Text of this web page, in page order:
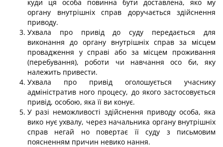
куди ця особа повинна бути доставлена, яко му
органу внутрішніх справ доручається здійснення
приводу.
Ухвала про привід до суду передається для
виконання до органу внутрішніх справ за місцем
провадження у справі або за місцем проживання
(перебування), роботи чи навчання осо би, яку
належить привести.
Ухвала про привід оголошується учаснику
адміністратив ного процесу, до якого застосовується
привід, особою, яка її ви конує.
У разі неможливості здійснення приводу особа, яка
вико нує ухвалу, через начальника органу внутрішніх
справ негай но повертає її суду з письмовим
поясненням причин невико нання.